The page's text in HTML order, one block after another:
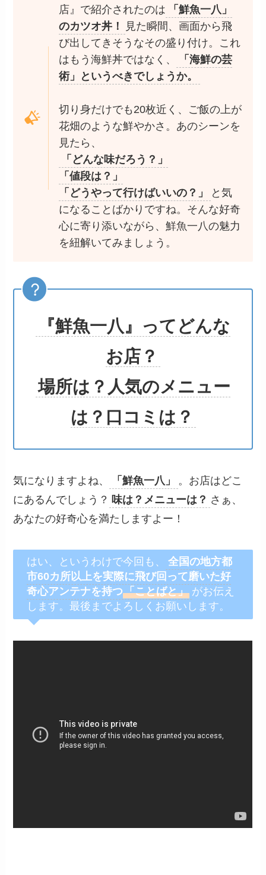
店』で紹介されたのは
「鮮魚一八」
のカツオ丼！
見た瞬間、画面から飛
び出してきそうなその盛り付け。これ
はもう海鮮丼ではなく、
「海鮮の芸
術」というべきでしょうか。
切り身だけでも20枚近く、ご飯の上が
花畑のような鮮やかさ。あのシーンを
見たら、
「どんな味だろう？」
「値段は？」
「どうやって行けばいいの？」
と気
になることばかりですね。そんな好奇
心に寄り添いながら、鮮魚一八の魅力
を紐解いてみましょう。
『鮮魚一八』ってどんな
お店？
場所は？人気のメニュー
は？口コミは？
気になりますよね、 「鮮魚一八」
。お店はどこ
にあるんでしょう？ 味は？メニューは？ さぁ、
あなたの好奇心を満たしますよー！
はい、というわけで今回も、
全国の地方都
市60カ所以上を実際に飛び回って磨いた好
奇心アンテナを持つ「ことばと」 がお伝え
します。最後までよろしくお願いします。